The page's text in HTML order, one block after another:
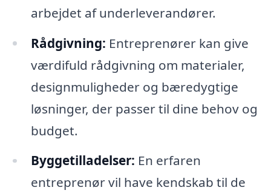
arbejdet af underleverandører.
Rådgivning: Entreprenører kan give
værdifuld rådgivning om materialer,
designmuligheder og bæredygtige
løsninger, der passer til dine behov og
budget.
Byggetilladelser: En erfaren
entreprenør vil have kendskab til de